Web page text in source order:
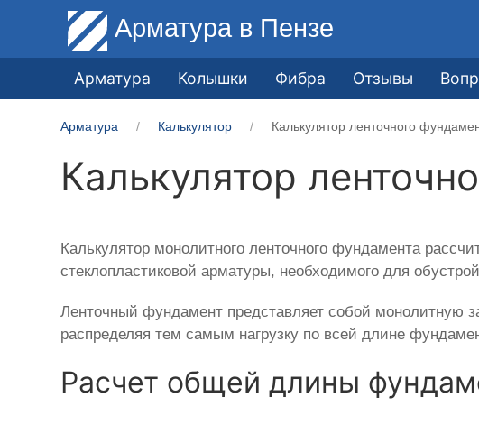
Арматура в Пензе
Арматура Колышки Фибра Отзывы
Арматура Калькулятор Калькулятор ленточного
Калькулятор
Калькулятор монолитного ленточного фундамента
стеклопластиковой арматуры, необходимого для
Ленточный фундамент представляет собой монолитную
распределяя тем самым нагрузку по всей длине
Расчет общей длины